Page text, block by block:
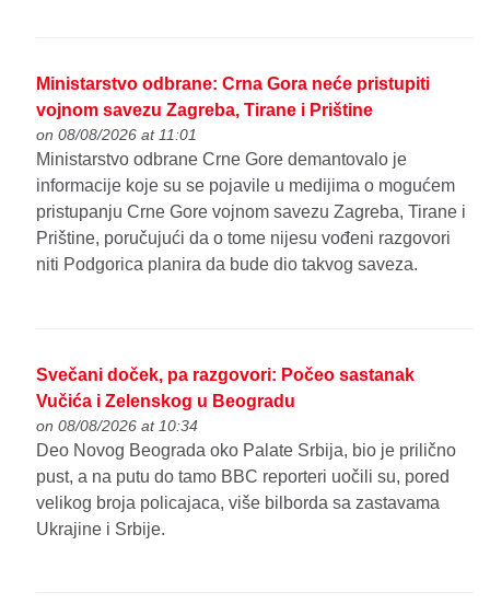
Ministarstvo odbrane: Crna Gora neće pristupiti
vojnom savezu Zagreba, Tirane i Prištine
on 08/08/2026 at 11:01
Ministarstvo odbrane Crne Gore demantovalo je
informacije koje su se pojavile u medijima o mogućem
pristupanju Crne Gore vojnom savezu Zagreba, Tirane i
Prištine, poručujući da o tome nijesu vođeni razgovori
niti Podgorica planira da bude dio takvog saveza.
Svečani doček, pa razgovori: Počeo sastanak
Vučića i Zelenskog u Beogradu
on 08/08/2026 at 10:34
Deo Novog Beograda oko Palate Srbija, bio je prilično
pust, a na putu do tamo BBC reporteri uočili su, pored
velikog broja policajaca, više bilborda sa zastavama
Ukrajine i Srbije.